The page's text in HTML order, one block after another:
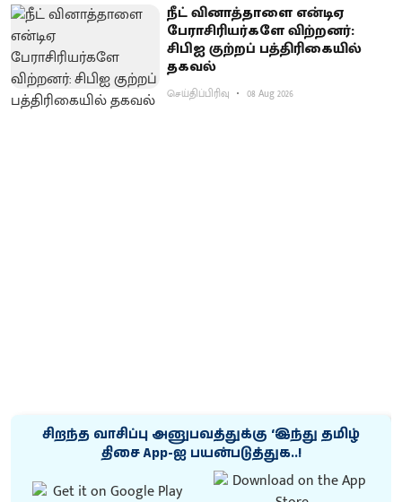
நீட் வினாத்தாளை என்டிஏ
பேராசிரியர்களே விற்றனர்:
சிபிஐ குற்றப் பத்திரிகையில்
தகவல்
செய்திப்பிரிவு 08 Aug 2026
சிறந்த வாசிப்பு அனுபவத்துக்கு ‘இந்து தமிழ்
திசை App-ஐ பயன்படுத்துக..!